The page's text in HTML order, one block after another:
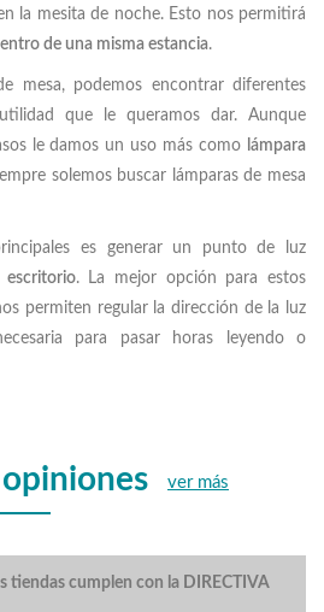
la mesita de noche. Esto nos permitirá
de una misma estancia.
mesa, podemos encontrar diferentes
que le queramos dar. Aunque
le damos un uso más como lámpara
solemos buscar lámparas de mesa
es generar un punto de luz
escritorio. La mejor opción para estos
permiten regular la dirección de la luz
para pasar horas leyendo o
ver más
tiendas cumplen con la DIRECTIVA